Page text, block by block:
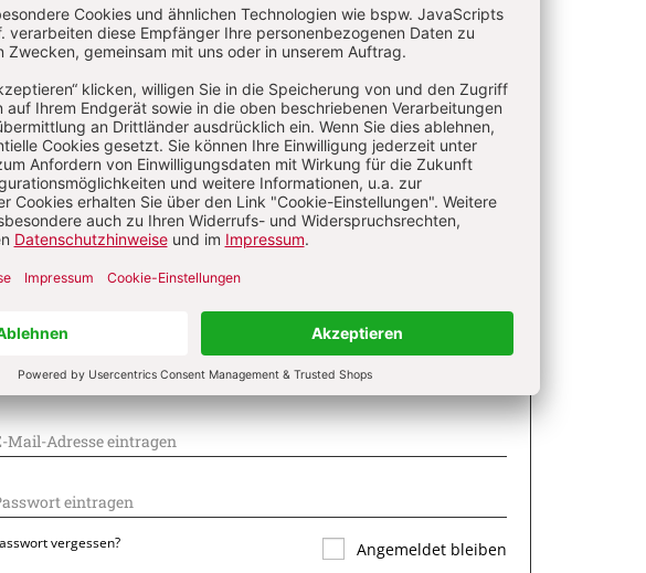
Kommentieren
Ihren Kommentar
vergessen? Angemeldet bleiben